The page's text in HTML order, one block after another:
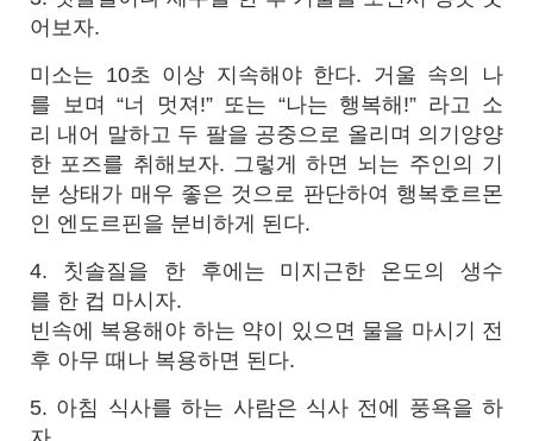
어보자.
미소는 10초 이상 지속해야 한다. 거울 속의 나
를 보며 “너 멋져!” 또는 “나는 행복해!” 라고 소
리 내어 말하고 두 팔을 공중으로 올리며 의기양양
한 포즈를 취해보자. 그렇게 하면 뇌는 주인의 기
분 상태가 매우 좋은 것으로 판단하여 행복호르몬
인 엔도르핀을 분비하게 된다.
4. 칫솔질을 한 후에는 미지근한 온도의 생수
를 한 컵 마시자.
빈속에 복용해야 하는 약이 있으면 물을 마시기 전
후 아무 때나 복용하면 된다.
5. 아침 식사를 하는 사람은 식사 전에 풍욕을 하